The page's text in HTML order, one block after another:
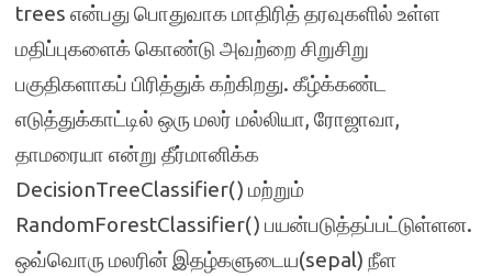
trees என்பது பொதுவாக மாதிரித் தரவுகளில் உள்ள
மதிப்புகளைக் கொண்டு அவற்றை சிறுசிறு
பகுதிகளாகப் பிரித்துக் கற்கிறது. கீழ்க்கண்ட
எடுத்துக்காட்டில் ஒரு மலர் மல்லியா, ரோஜாவா,
தாமரையா என்று தீர்மானிக்க
DecisionTreeClassifier() மற்றும்
RandomForestClassifier() பயன்படுத்தப்பட்டுள்ளன.
ஒவ்வொரு மலரின் இதழ்களுடைய(sepal) நீள